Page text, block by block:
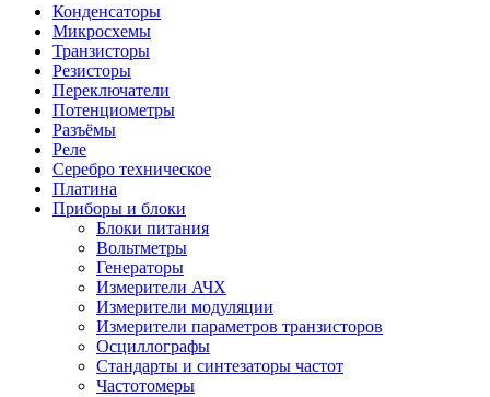
Конденсаторы
Микросхемы
Транзисторы
Резисторы
Переключатели
Потенциометры
Разъёмы
Реле
Серебро техническое
Платина
Приборы и блоки
Блоки питания
Вольтметры
Генераторы
Измерители АЧХ
Измерители модуляции
Измерители параметров транзисторов
Осциллографы
Стандарты и синтезаторы частот
Частотомеры